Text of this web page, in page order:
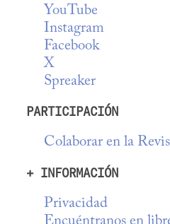
YouTube
Instagram
Facebook
X
Spreaker
PARTICIPACIÓN
Colaborar en la
+ INFORMACIÓN
Privacidad